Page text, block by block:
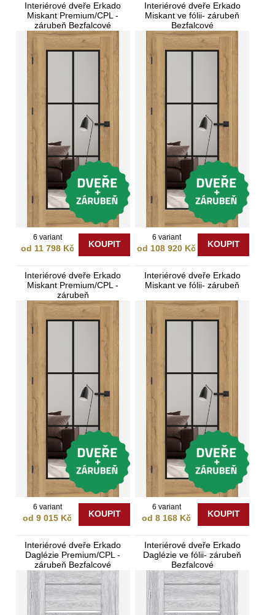
Interiérové dveře Erkado
Miskant Premium/CPL -
zárubeň Bezfalcové
6 variant
od 11 798 Kč KOUPIT
Interiérové dveře Erkado
Miskant ve fólii- zárubeň
Bezfalcové
6 variant
od 108 920 Kč KOUPIT
Interiérové dveře Erkado
Miskant Premium/CPL -
zárubeň
6 variant
od 9 015 Kč KOUPIT
Interiérové dveře Erkado
Miskant ve fólii- zárubeň
6 variant
od 8 168 Kč KOUPIT
Interiérové dveře Erkado
Daglézie Premium/CPL -
zárubeň Bezfalcové
Interiérové dveře Erkado
Daglézie ve fólii- zárubeň
Bezfalcové